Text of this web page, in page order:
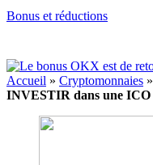
Bonus et réductions
Accueil » Cryptomonnaies »
INVESTIR dans une ICO